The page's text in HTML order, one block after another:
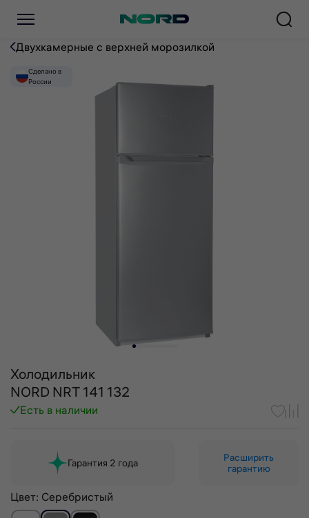
Холодильник NORD NRT
Двухкамерные с верхней морозилкой
Сделано в
России
Холодильник
NORD NRT 141 132
Есть в наличии
Гарантия 2 года
Расширить
гарантию
Цвет: Серебристый